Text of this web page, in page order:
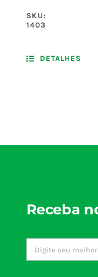
SKU:
1403
DETALHES
Receba